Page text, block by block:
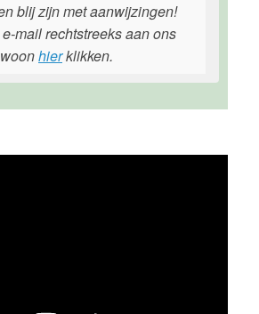
blij zijn met aanwijzingen!
mail rechtstreeks aan ons
hierklikken.